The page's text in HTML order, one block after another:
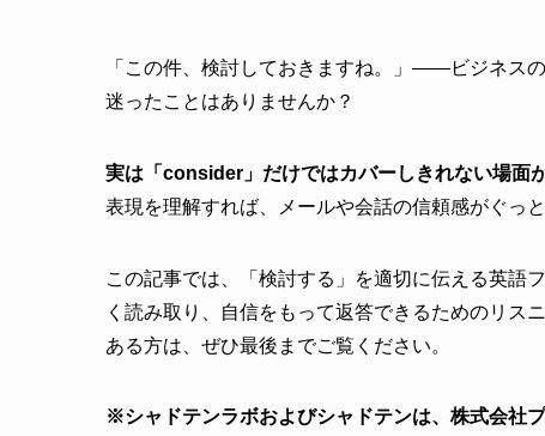
「この件、検討しておきますね。」――ビジネス
迷ったことはありませんか？
実は「consider」だけではカバーしきれない場面
表現を理解すれば、メールや会話の信頼感がぐっと
この記事では、「検討する」を適切に伝える英語
く読み取り、自信をもって返答できるためのリス
ある方は、ぜひ最後までご覧ください。
※シャドテンラボおよびシャドテンは、株式会社